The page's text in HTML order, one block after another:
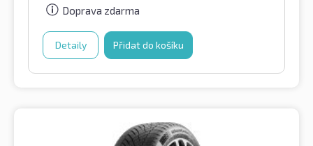
Doprava zdarma
Detaily Přidat do košíku